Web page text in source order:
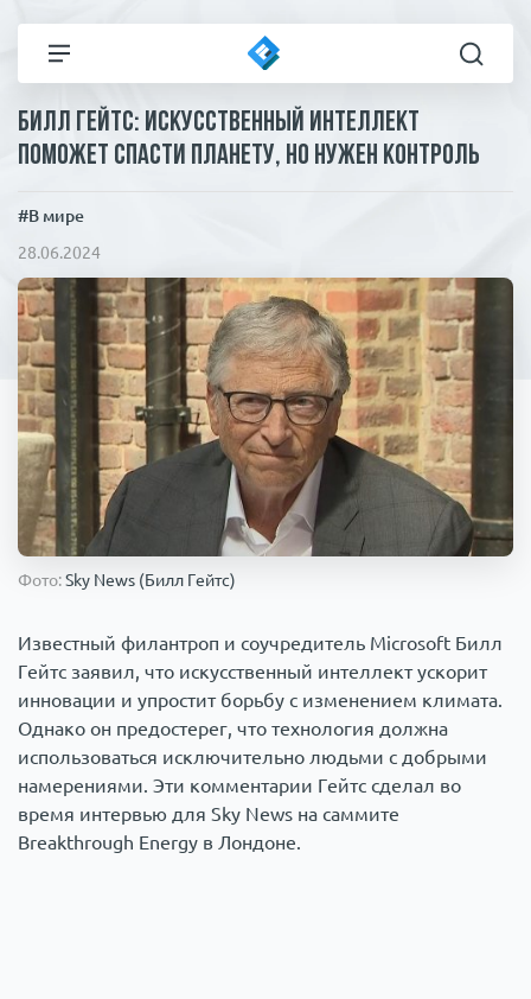
Все новости
Экономика
Общество
Коронавирус
Происшествия
Армия
Технологии
Пресса
Статьи
ЧП И КРИМИНАЛ
1000 мелочей
Билл Гейтс: искусственный интеллект
поможет спасти планету, но нужен контроль
#В мире
28.06.2024
Фото:Sky News (Билл Гейтс)
Известный филантроп и соучредитель Microsoft Билл
Гейтс заявил, что искусственный интеллект ускорит
инновации и упростит борьбу с изменением климата.
Однако он предостерег, что технология должна
использоваться исключительно людьми с добрыми
намерениями. Эти комментарии Гейтс сделал во
время интервью для Sky News на саммите
Breakthrough Energy в Лондоне.